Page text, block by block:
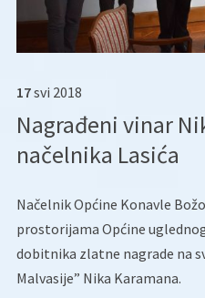
17svi 2018
Nagrađeni vinar
načelnika Lasića
Načelnik Općine Konavle
prostorijama Općine
dobitnika zlatne nagrade na
Malvasije” Nika Karamana.